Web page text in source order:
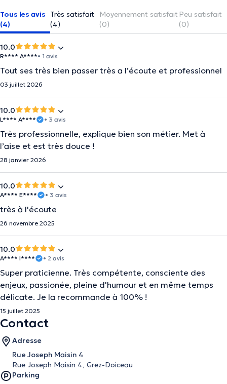
Tous les avis
(4)
Très satisfait
(4)
Moyennement satisfait
(0)
Peu satisfait
(0)
10.0
R**** A****• 1 avis
Tout ses très bien passer très a l’écoute et professionnel
03 juillet 2026
10.0
L**** A**** • 3 avis
Très professionnelle, explique bien son métier. Met à
l’aise et est très douce !
28 janvier 2026
10.0
A**** E**** • 3 avis
très à l'écoute
26 novembre 2025
10.0
A**** I**** • 2 avis
Super praticienne. Très compétente, consciente des
enjeux, passionée, pleine d'humour et en même temps
délicate. Je la recommande à 100% !
15 juillet 2025
Contact
Adresse
Rue Joseph Maisin 4
Rue Joseph Maisin 4, Grez-Doiceau
Parking